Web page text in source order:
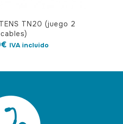
TN20 (juego 2
cables)
€ IVA incluido